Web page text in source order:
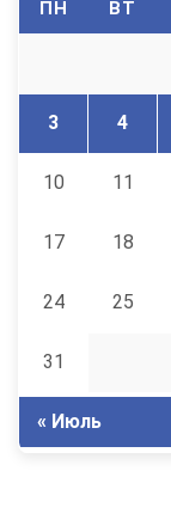
ПН ВТ
3 4
10 11
17 18
24 25
31
« Июль